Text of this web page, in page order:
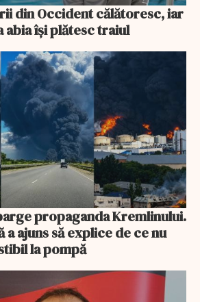
din Occident călătoresc, iar
abia își plătesc traiul
propaganda Kremlinului.
ajuns să explice de ce nu
la pompă